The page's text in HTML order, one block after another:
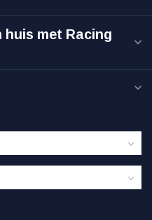
huis met Racing